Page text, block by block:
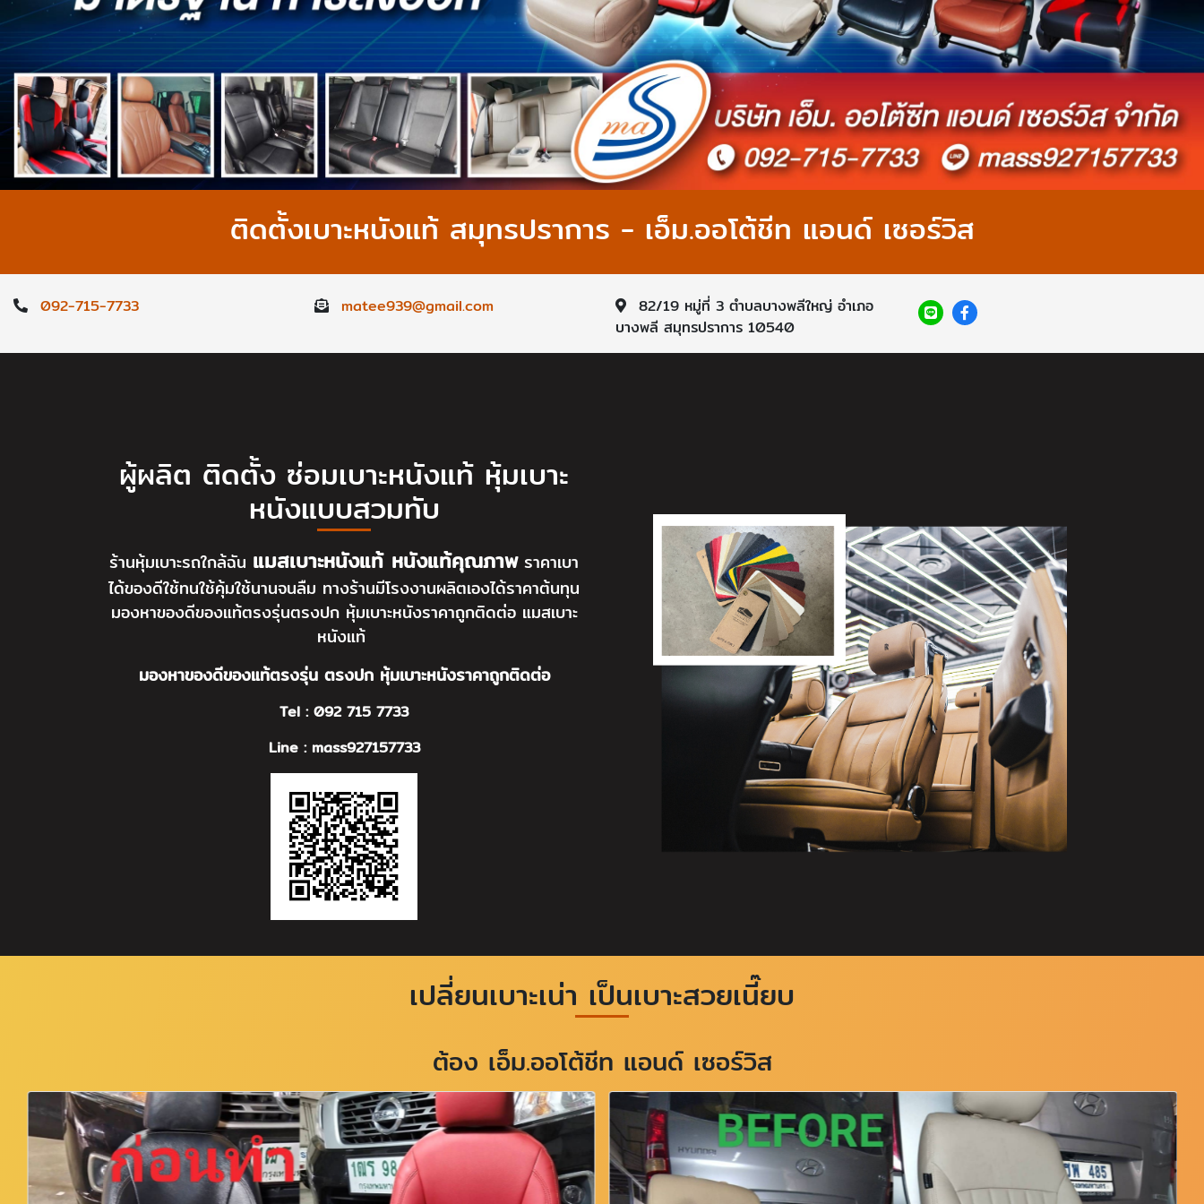
ติดตั้งเบาะหนังแท้ สมุทรปราการ - เอ็ม.ออโต้ชีท แอนด์ เซอร์วิส
092-715-7733 matee939@gmail.com
82/19 หมู่ที่ 3 ตำบลบางพลีใหญ่ อำเภอ
บางพลี สมุทรปราการ 10540
ผู้ผลิต ติดตั้ง ซ่อมเบาะหนังแท้ หุ้มเบาะ
หนังแบบสวมทับ
ร้านหุ้มเบาะรถใกล้ฉัน แมสเบาะหนังแท้ หนังแท้คุณภาพราคาเบา
ได้ของดีใช้ทนใช้คุ้มใช้นานจนลืม ทางร้านมีโรงงานผลิตเองได้ราคาต้นทุน
มองหาของดีของแท้ตรงรุ่นตรงปก หุ้มเบาะหนังราคาถูกติดต่อ แมสเบาะ
หนังแท้
มองหาของดีของแท้ตรงรุ่น ตรงปก หุ้มเบาะหนังราคาถูกติดต่อ
Tel : 092 715 7733
Line : mass927157733
เปลี่ยนเบาะเน่า เป็นเบาะสวยเนี๊ยบ
ต้อง เอ็ม.ออโต้ชีท แอนด์ เซอร์วิส